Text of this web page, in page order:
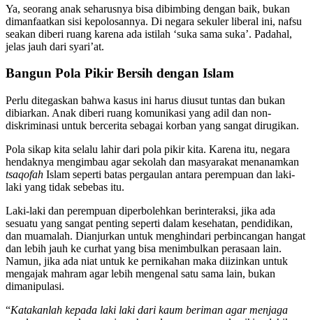
Ya, seorang anak seharusnya bisa dibimbing dengan baik, bukan
dimanfaatkan sisi kepolosannya. Di negara sekuler liberal ini, nafsu
seakan diberi ruang karena ada istilah ‘suka sama suka’. Padahal,
jelas jauh dari syari’at.
Bangun Pola Pikir Bersih dengan Islam
Perlu ditegaskan bahwa kasus ini harus diusut tuntas dan bukan
dibiarkan. Anak diberi ruang komunikasi yang adil dan non-
diskriminasi untuk bercerita sebagai korban yang sangat dirugikan.
Pola sikap kita selalu lahir dari pola pikir kita. Karena itu, negara
hendaknya mengimbau agar sekolah dan masyarakat menanamkan
tsaqofah Islam seperti batas pergaulan antara perempuan dan laki-
laki yang tidak sebebas itu.
Laki-laki dan perempuan diperbolehkan berinteraksi, jika ada
sesuatu yang sangat penting seperti dalam kesehatan, pendidikan,
dan muamalah. Dianjurkan untuk menghindari perbincangan hangat
dan lebih jauh ke curhat yang bisa menimbulkan perasaan lain.
Namun, jika ada niat untuk ke pernikahan maka diizinkan untuk
mengajak mahram agar lebih mengenal satu sama lain, bukan
dimanipulasi.
“Katakanlah kepada laki laki dari kaum beriman agar menjaga